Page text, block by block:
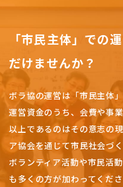
「市民主体」での
だけませんか？
ボラ協の運営は「市民主体」
運営資金のうち、会費や事
以上であるのはその意志の現
ア協会を通じて市民社会づ
ボランティア活動や市民活
も多くの方が加わってくだ